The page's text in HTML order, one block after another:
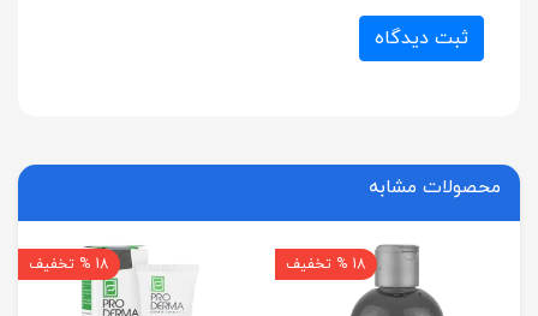
ثبت دیدگاه
محصولات مشابه
18 % تخفیف 18 % تخفیف